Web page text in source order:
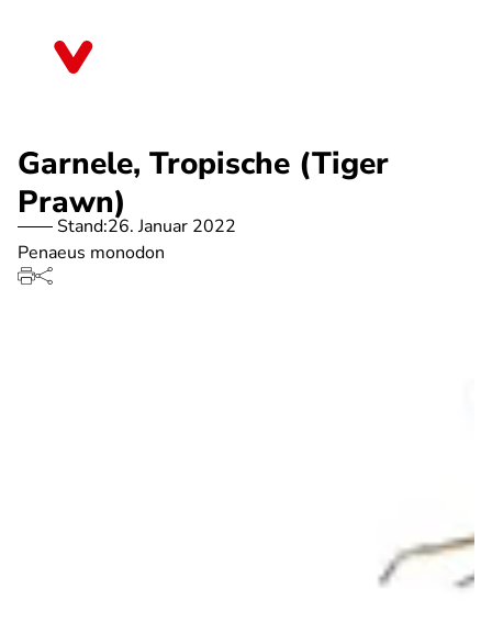
Garnele, Tropische (Tiger
Prawn)
Stand:26. Januar 2022
Penaeus monodon